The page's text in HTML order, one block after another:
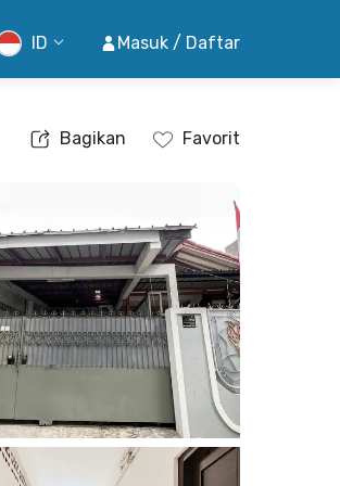
ID Masuk / Daftar
Bagikan Favorit